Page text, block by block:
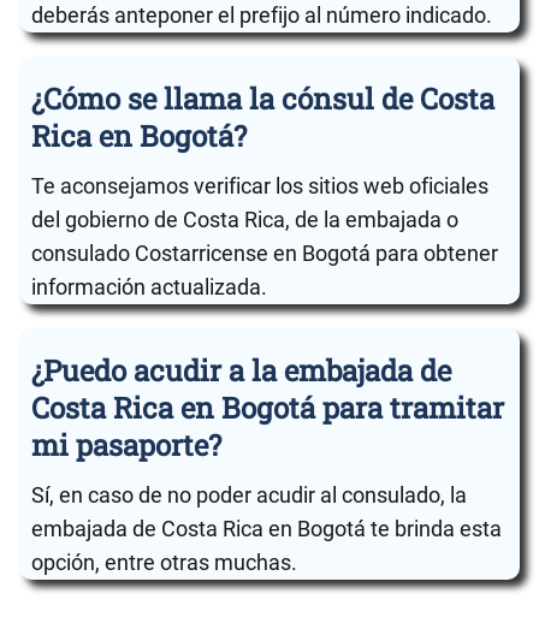
deberás anteponer el prefijo al número indicado.
¿Cómo se llama la cónsul de Costa
Rica en Bogotá?
Te aconsejamos verificar los sitios web oficiales
del gobierno de Costa Rica, de la embajada o
consulado Costarricense en Bogotá para obtener
información actualizada.
¿Puedo acudir a la embajada de
Costa Rica en Bogotá para tramitar
mi pasaporte?
Sí, en caso de no poder acudir al consulado, la
embajada de Costa Rica en Bogotá te brinda esta
opción, entre otras muchas.